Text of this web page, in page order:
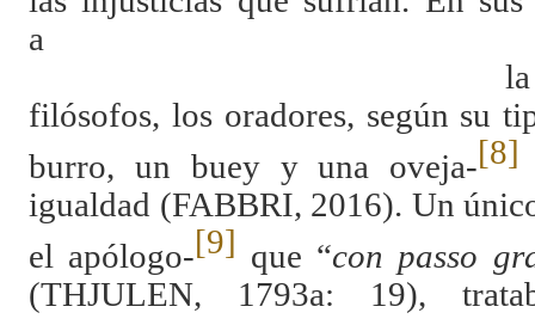
la manera de
filósofos, los oradores, según su
burro, un buey y una oveja-[8]
igualdad (FABBRI, 2016). Un
el apólogo-[9] que “con passo
(THJULEN, 1793a: 19),